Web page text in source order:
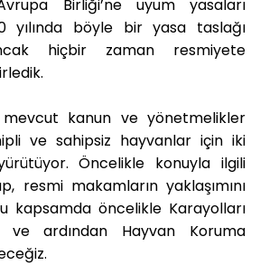
Birliği’ne uyum yasaları
yılında böyle bir yasa taslağı
hiçbir zaman resmiyete
kanun ve yönetmelikler
ve sahipsiz hayvanlar için iki
Öncelikle konuyla ilgili
resmi makamların yaklaşımını
kapsamda öncelikle Karayolları
ve ardından Hayvan Koruma